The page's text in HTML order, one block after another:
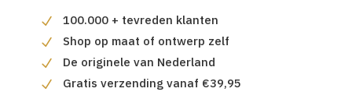
100.000 + tevreden klanten
Shop op maat of ontwerp zelf
De originele van Nederland
Gratis verzending vanaf €39,95